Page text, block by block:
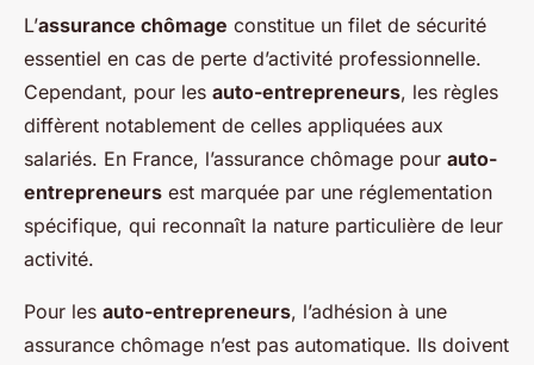
L’assurance chômage constitue un filet de sécurité
essentiel en cas de perte d’activité professionnelle.
Cependant, pour les auto-entrepreneurs, les règles
diffèrent notablement de celles appliquées aux
salariés. En France, l’assurance chômage pour auto-
entrepreneurs est marquée par une réglementation
spécifique, qui reconnaît la nature particulière de leur
activité.
Pour les auto-entrepreneurs, l’adhésion à une
assurance chômage n’est pas automatique. Ils doivent